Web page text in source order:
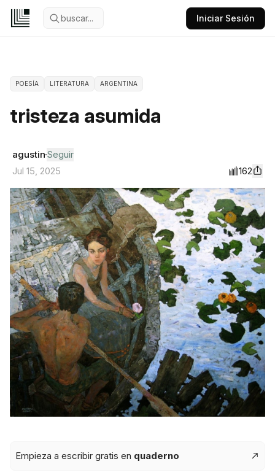
buscar... Iniciar Sesión
POESÍA LITERATURA ARGENTINA
tristeza asumida
agustin Seguir
Jul 15, 2025
162
Empieza a escribir gratis en quaderno